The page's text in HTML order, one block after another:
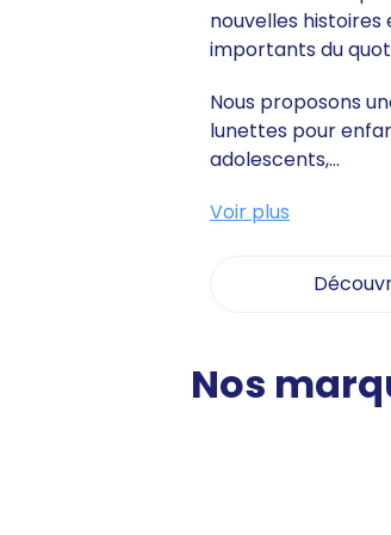
nouvelles
importants du
Nous proposons
lunettes pour
adolescents,...
Voir plus
Nos